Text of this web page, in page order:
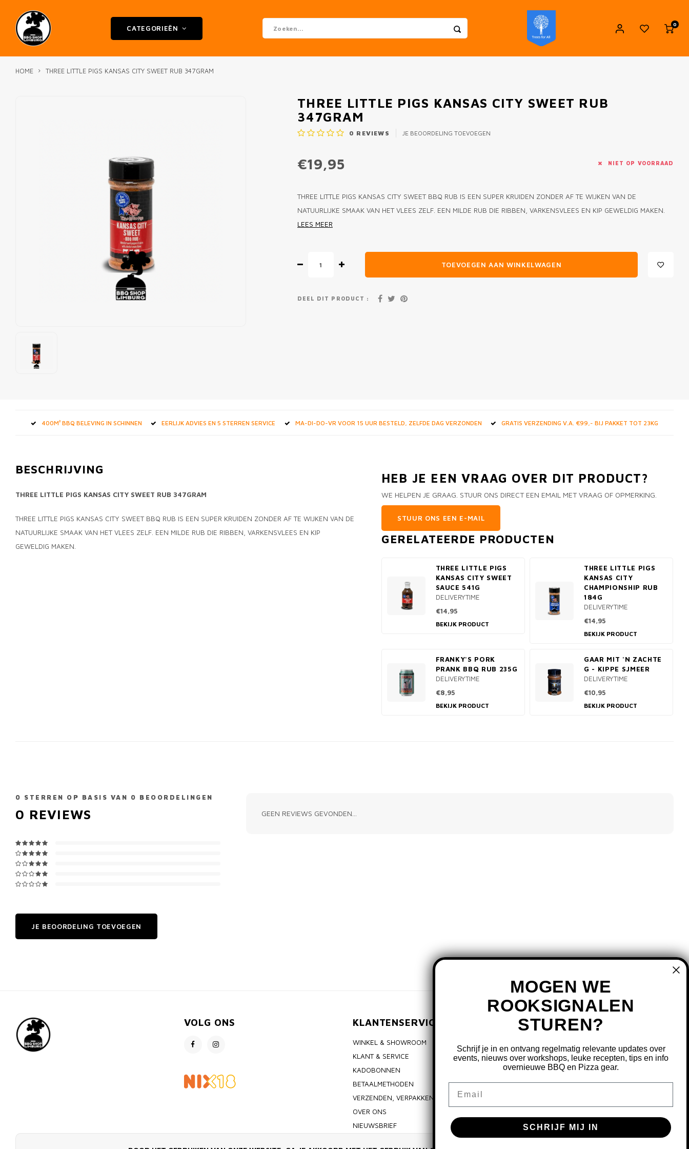
CATEGORIEËN
0
HOME THREE LITTLE PIGS KANSAS CITY SWEET RUB 347GRAM
THREE LITTLE PIGS KANSAS CITY SWEET RUB
347GRAM
0 REVIEWS JE BEOORDELING TOEVOEGEN
€19,95 NIET OP VOORRAAD
THREE LITTLE PIGS KANSAS CITY SWEET BBQ RUB IS EEN SUPER KRUIDEN ZONDER AF TE WIJKEN VAN DE
NATUURLIJKE SMAAK VAN HET VLEES ZELF. EEN MILDE RUB DIE RIBBEN, VARKENSVLEES EN KIP GEWELDIG MAKEN.
LEES MEER
TOEVOEGEN AAN WINKELWAGEN
DEEL DIT PRODUCT :
400M² BBQ BELEVING IN SCHINNEN EERLIJK ADVIES EN 5 STERREN SERVICE MA-DI-DO-VR VOOR 15 UUR BESTELD, ZELFDE DAG VERZONDEN GRATIS VERZENDING V.A. €99,- BIJ PAKKET TOT 23KG
BESCHRIJVING
THREE LITTLE PIGS KANSAS CITY SWEET RUB 347GRAM
THREE LITTLE PIGS KANSAS CITY SWEET BBQ RUB IS EEN SUPER KRUIDEN ZONDER AF TE WIJKEN VAN DE
NATUURLIJKE SMAAK VAN HET VLEES ZELF. EEN MILDE RUB DIE RIBBEN, VARKENSVLEES EN KIP
GEWELDIG MAKEN.
HEB JE EEN VRAAG OVER DIT PRODUCT?
WE HELPEN JE GRAAG. STUUR ONS DIRECT EEN EMAIL MET VRAAG OF OPMERKING.
STUUR ONS EEN E-MAIL
GERELATEERDE PRODUCTEN
THREE LITTLE PIGS
KANSAS CITY SWEET
SAUCE 541G
DELIVERYTIME
€14,95
BEKIJK PRODUCT
THREE LITTLE PIGS
KANSAS CITY
CHAMPIONSHIP RUB
184G
DELIVERYTIME
€14,95
BEKIJK PRODUCT
FRANKY'S PORK
PRANK BBQ RUB 235G
DELIVERYTIME
€8,95
BEKIJK PRODUCT
GAAR MIT 'N ZACHTE
G - KIPPE SJMEER
DELIVERYTIME
€10,95
BEKIJK PRODUCT
0 STERREN OP BASIS VAN 0 BEOORDELINGEN
0 REVIEWS
JE BEOORDELING TOEVOEGEN
GEEN REVIEWS GEVONDEN...
VOLG ONS KLANTENSERVICE
WINKEL & SHOWROOM
KLANT & SERVICE
KADOBONNEN
BETAALMETHODEN
VERZENDEN, VERPAKKEN & RETOURNEREN
OVER ONS
NIEUWSBRIEF
MIJN ACCOUNT
MIJN BESTELLINGEN
MIJN TICKETS
MIJN VERLANGLIJST
MOGEN WE
ROOKSIGNALEN
STUREN?
Schrijf je in en ontvang regelmatig relevante updates over
events, nieuws over workshops, leuke recepten, tips en info
overnieuwe BBQ en Pizza gear.
SCHRIJF MIJ IN